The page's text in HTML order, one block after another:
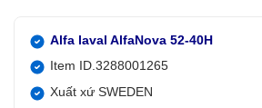
Alfa laval AlfaNova 52-40H
Item ID.3288001265
Xuất xứ SWEDEN